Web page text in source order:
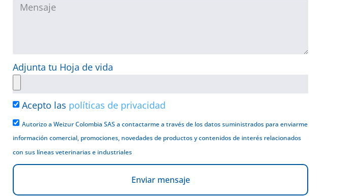
Adjunta tu Hoja de vida
Acepto las políticas de privacidad
Autorizo a Weizur Colombia SAS a contactarme a través de los datos suministrados para enviarme
información comercial, promociones, novedades de productos y contenidos de interés relacionados
con sus líneas veterinarias e industriales
Enviar mensaje